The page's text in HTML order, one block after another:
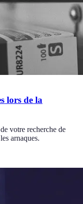
lors de la
votre recherche de
arnaques.